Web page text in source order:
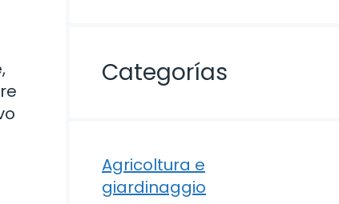
Categorías
Agricoltura e
giardinaggio